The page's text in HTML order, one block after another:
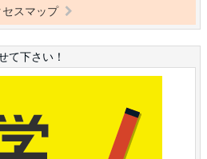
セスマップ
て下さい！